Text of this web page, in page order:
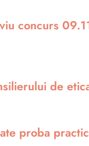
concurs
de
proba